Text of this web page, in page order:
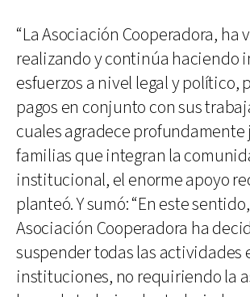
“La Asociación Cooperadora, ha
realizando y continúa haciendo
esfuerzos a nivel legal y político,
pagos en conjunto con sus
cuales agradece
familias que integran la
institucional, el enorme apoyo
planteó. Y sumó: “En este
Asociación Cooperadora ha
suspender todas las actividades
instituciones, no requiriendo la